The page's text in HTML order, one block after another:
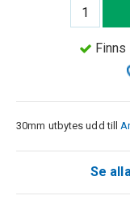
Finns
30mm utbytes udd till
Se